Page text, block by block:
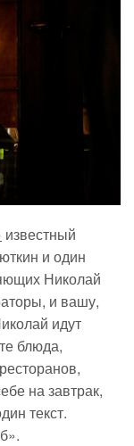
известный
и один
Николай
и вашу,
идут
блюда,
на завтрак,
текст.